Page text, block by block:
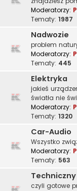
Moderatorzy:
Tematy: 1987
Nadwozie
problem
Moderatorzy:
Tematy: 445
Elektryka
jakieś
światła nie
Moderatorzy:
Tematy: 1320
Car-Audio
Wszystko
Moderatorzy:
Tematy: 563
czyli gotowe